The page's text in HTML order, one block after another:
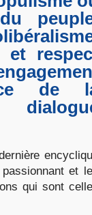
et
de
et
qui sont